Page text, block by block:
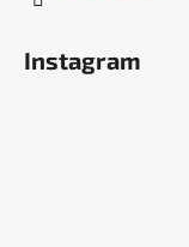
Instagram